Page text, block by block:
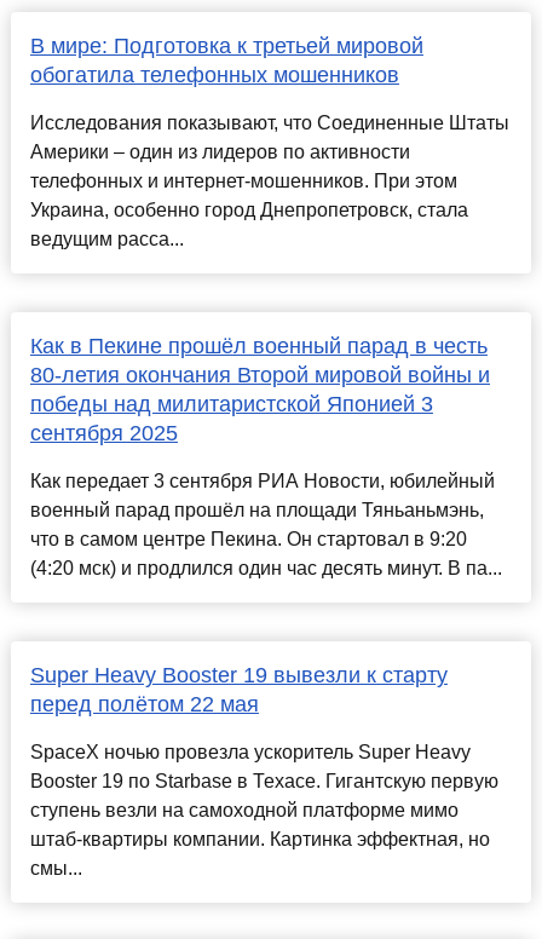
В мире: Подготовка к третьей мировой
обогатила телефонных мошенников
Исследования показывают, что Соединенные Штаты
Америки – один из лидеров по активности
телефонных и интернет-мошенников. При этом
Украина, особенно город Днепропетровск, стала
ведущим расса...
Как в Пекине прошёл военный парад в честь
80-летия окончания Второй мировой войны и
победы над милитаристской Японией 3
сентября 2025
Как передает 3 сентября РИА Новости, юбилейный
военный парад прошёл на площади Тяньаньмэнь,
что в самом центре Пекина. Он стартовал в 9:20
(4:20 мск) и продлился один час десять минут. В па...
Super Heavy Booster 19 вывезли к старту
перед полётом 22 мая
SpaceX ночью провезла ускоритель Super Heavy
Booster 19 по Starbase в Техасе. Гигантскую первую
ступень везли на самоходной платформе мимо
штаб-квартиры компании. Картинка эффектная, но
смы...